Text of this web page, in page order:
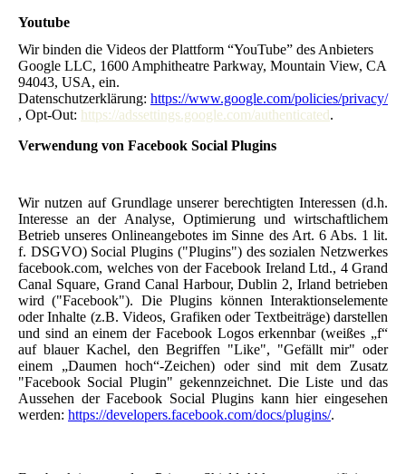
Youtube
Wir binden die Videos der Plattform “YouTube” des Anbieters
Google LLC, 1600 Amphitheatre Parkway, Mountain View, CA
94043, USA, ein.
Datenschutzerklärung: https://www.google.com/policies/privacy/
, Opt-Out: https://adssettings.google.com/authenticated.
Verwendung von Facebook Social Plugins
Wir nutzen auf Grundlage unserer berechtigten Interessen (d.h.
Interesse an der Analyse, Optimierung und wirtschaftlichem
Betrieb unseres Onlineangebotes im Sinne des Art. 6 Abs. 1 lit.
f. DSGVO) Social Plugins ("Plugins") des sozialen Netzwerkes
facebook.com, welches von der Facebook Ireland Ltd., 4 Grand
Canal Square, Grand Canal Harbour, Dublin 2, Irland betrieben
wird ("Facebook"). Die Plugins können Interaktionselemente
oder Inhalte (z.B. Videos, Grafiken oder Textbeiträge) darstellen
und sind an einem der Facebook Logos erkennbar (weißes „f“
auf blauer Kachel, den Begriffen "Like", "Gefällt mir" oder
einem „Daumen hoch“-Zeichen) oder sind mit dem Zusatz
"Facebook Social Plugin" gekennzeichnet. Die Liste und das
Aussehen der Facebook Social Plugins kann hier eingesehen
werden: https://developers.facebook.com/docs/plugins/.